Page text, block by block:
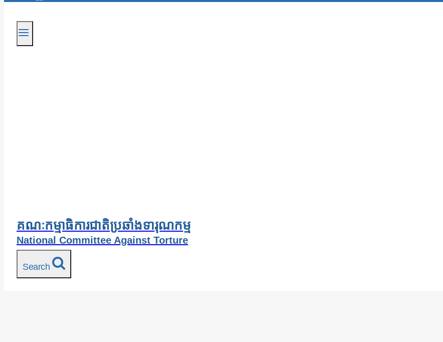
គណៈកម្មាធិការជាតិប្រឆាំងទារុណកម្ម
National Committee Against Torture
Search